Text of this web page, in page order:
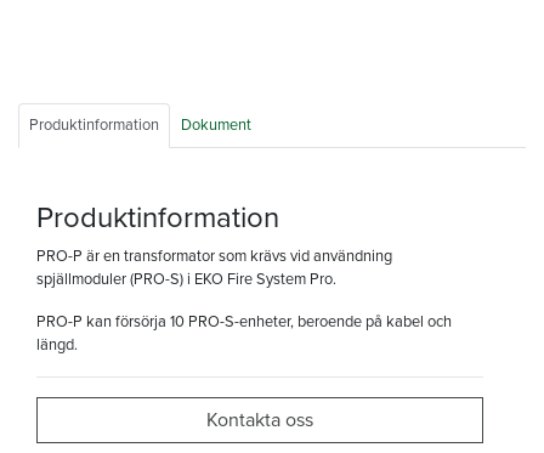
Produktinformation Dokument
Produktinformation
PRO-P är en transformator som krävs vid användning
spjällmoduler (PRO-S) i EKO Fire System Pro.
PRO-P kan försörja 10 PRO-S-enheter, beroende på kabel och
längd.
Kontakta oss